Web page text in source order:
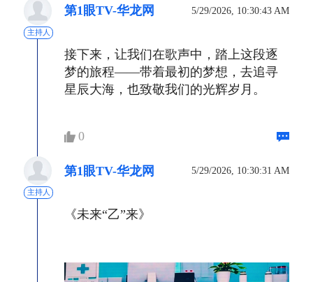
主持人
第1眼TV-华龙网 5/29/2026, 10:30:43 AM
接下来，让我们在歌声中，踏上这段逐
梦的旅程——带着最初的梦想，去追寻
星辰大海，也致敬我们的光辉岁月。
0
主持人
第1眼TV-华龙网 5/29/2026, 10:30:31 AM
《未来“乙”来》